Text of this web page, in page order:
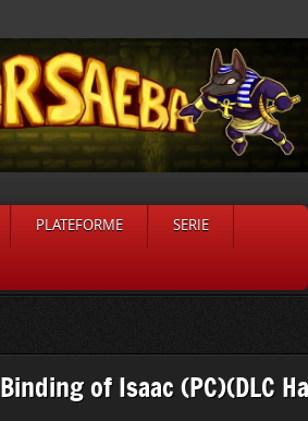
PLATEFORME SERIE
of Isaac (PC)(DLC